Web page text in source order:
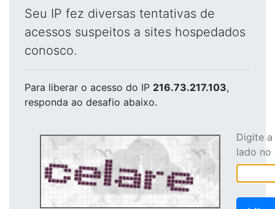
Seu IP fez diversas tentativas de
acessos suspeitos a sites hospedados
conosco.
Para liberar o acesso do IP 216.73.217.103,
responda ao desafio abaixo.
Digite
lado no